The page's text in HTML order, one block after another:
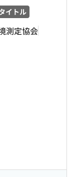
イトル
測定協会